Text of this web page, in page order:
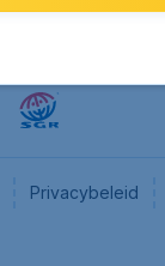
Privacybeleid